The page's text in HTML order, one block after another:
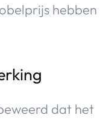
hebben
dat het